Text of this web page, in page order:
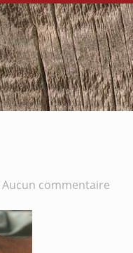
Aucun commentaire